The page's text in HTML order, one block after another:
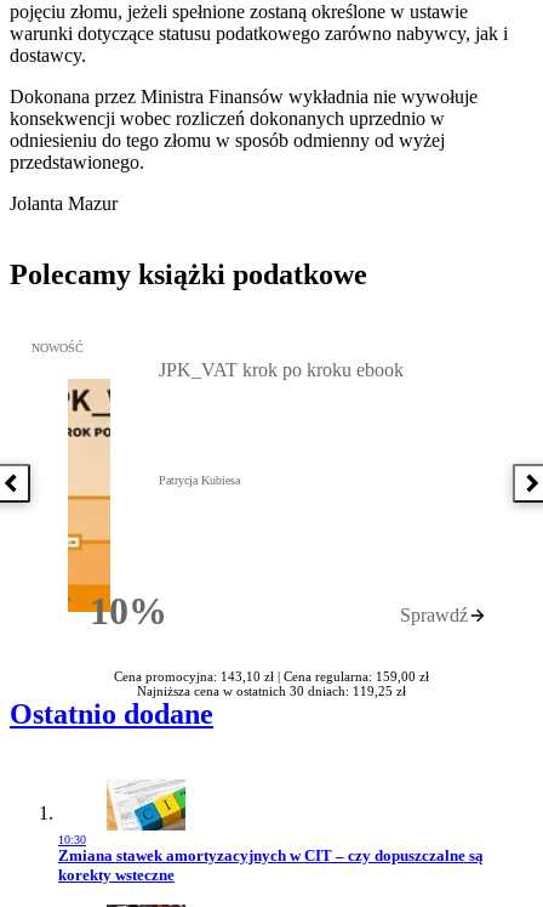
pojęciu złomu, jeżeli spełnione zostaną określone w ustawie
warunki dotyczące statusu podatkowego zarówno nabywcy, jak i
dostawcy.
Dokonana przez Ministra Finansów wykładnia nie wywołuje
konsekwencji wobec rozliczeń dokonanych uprzednio w
odniesieniu do tego złomu w sposób odmienny od wyżej
przedstawionego.
Jolanta Mazur
Polecamy książki podatkowe
Poprzednia książka
Przejdź do: JPK_VAT krok po kroku ebook, Patrycja Kubiesa -
NOWOŚĆ
10%Rabatu
JPK_VAT krok po kroku ebook
Patrycja Kubiesa
Sprawdź
Cena promocyjna: 143,10 zł | Cena regularna: 159,00 zł
Najniższa cena w ostatnich 30 dniach: 119,25 zł
Ostatnio dodane
10:30
Przejdź do artykułu:
Zmiana stawek amortyzacyjnych w CIT – czy dopuszczalne są
korekty wsteczne